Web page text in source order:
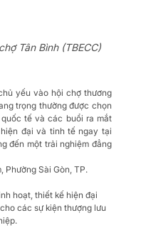
Tân Bình (TBECC)
yếu vào hội chợ thương
trọng thường được chọn
tế và các buổi ra mắt
đại và tinh tế ngay tại
đến một trải nghiệm đẳng
Phường Sài Gòn, TP.
hoạt, thiết kế hiện đại
các sự kiện thượng lưu